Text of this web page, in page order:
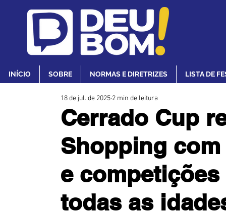
INÍCIO SOBRE NORMAS E DIRETRIZES LISTA DE
Cerrado Cup
Shopping
e
todas as
18 de jul. de 2025 2 min de leitura